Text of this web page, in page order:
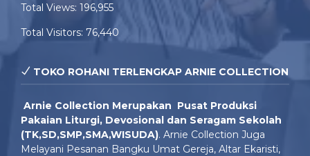
Total Views: 196,955
Total Visitors: 76,440
TOKO ROHANI TERLENGKAP ARNIE COLLECTION
Arnie Collection Merupakan Pusat Produksi
Pakaian Liturgi, Devosional dan Seragam Sekolah
(TK,SD,SMP,SMA,WISUDA). Arnie Collection Juga
Melayani Pesanan Bangku Umat Gereja, Altar Ekaristi,